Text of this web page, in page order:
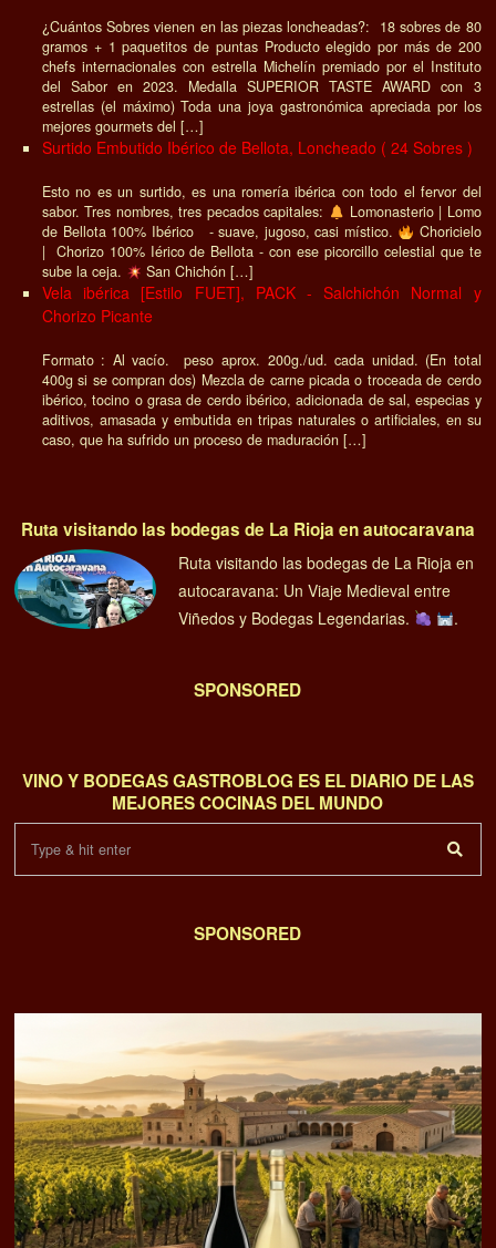
¿Cuántos Sobres vienen en las piezas loncheadas?: 18 sobres de 80
gramos + 1 paquetitos de puntas Producto elegido por más de 200
chefs internacionales con estrella Michelín premiado por el Instituto
del Sabor en 2023. Medalla SUPERIOR TASTE AWARD con 3
estrellas (el máximo) Toda una joya gastronómica apreciada por los
mejores gourmets del […]
Surtido Embutido Ibérico de Bellota, Loncheado ( 24 Sobres )
Esto no es un surtido, es una romería ibérica con todo el fervor del
sabor. Tres nombres, tres pecados capitales:
Lomonasterio | Lomo
de Bellota 100% Ibérico - suave, jugoso, casi místico.
Choricielo
| Chorizo 100% Iérico de Bellota - con ese picorcillo celestial que te
sube la ceja.
San Chichón […]
Vela ibérica [Estilo FUET], PACK - Salchichón Normal y
Chorizo Picante
Formato : Al vacío. peso aprox. 200g./ud. cada unidad. (En total
400g si se compran dos) Mezcla de carne picada o troceada de cerdo
ibérico, tocino o grasa de cerdo ibérico, adicionada de sal, especias y
aditivos, amasada y embutida en tripas naturales o artificiales, en su
caso, que ha sufrido un proceso de maduración […]
Ruta visitando las bodegas de La Rioja en autocaravana
Ruta visitando las bodegas de La Rioja en
autocaravana: Un Viaje Medieval entre
Viñedos y Bodegas Legendarias.
.
SPONSORED
VINO Y BODEGAS GASTROBLOG ES EL DIARIO DE LAS
MEJORES COCINAS DEL MUNDO
SPONSORED